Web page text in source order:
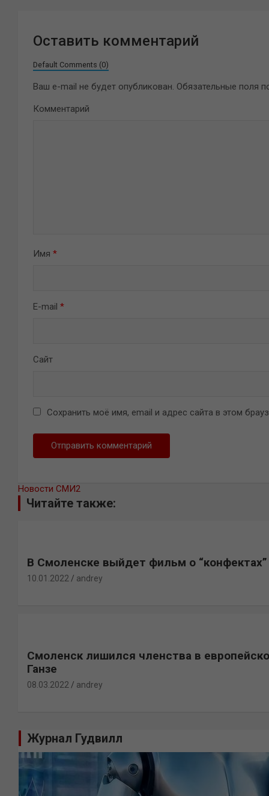
Оставить комментарий
Default Comments (0)
Ваш e-mail не будет опубликован. Обязательные поля
Комментарий
Имя *
E-mail *
Сайт
Сохранить моё имя, email и адрес сайта в этом
Новости СМИ2
Читайте также:
В Смоленске выйдет фильм о “конфектах”
10.01.2022 andrey
Смоленск лишился членства в
Ганзе
08.03.2022 andrey
Журнал Гудвилл